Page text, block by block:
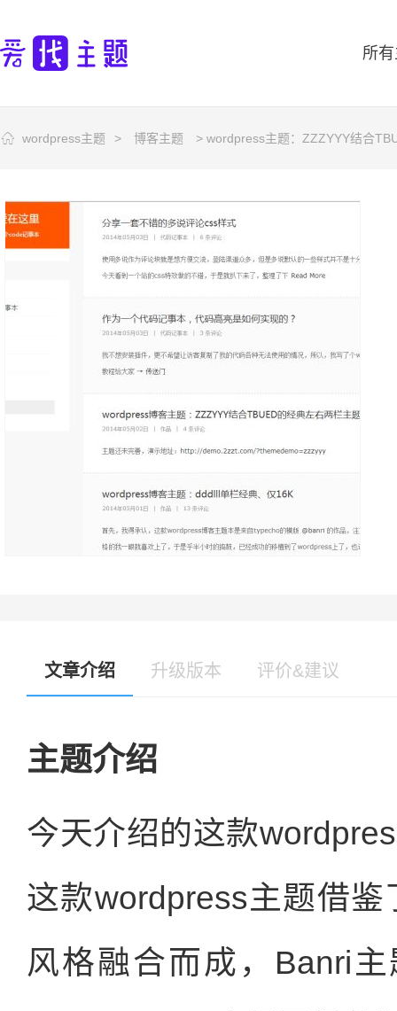
所
wordpress主题 > 博客主题 > wordpress主题：ZZZYYY结合
文章介绍 升级版本 评价&建议
主题介绍
今天介绍的这款
这款wordpress主题借
风格融合而成，Banri